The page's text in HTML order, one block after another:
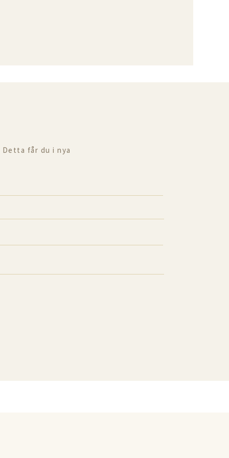
får du i nya